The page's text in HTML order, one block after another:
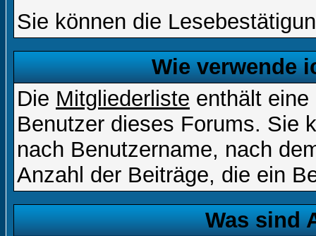
Sie können die
Wie verwende
Die Mitgliederliste enthält
Benutzer dieses Forums. Sie
nach Benutzername, nach
Anzahl der Beiträge, die ein
Was sind